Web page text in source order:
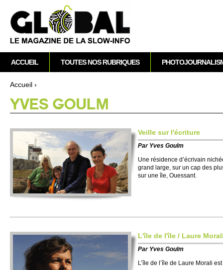
Vous êtes ici
Accueil ›
YVES GOULM
Ve­i­lle sur l'écri­ture
Par Yves Goulm
Une résidence d’écri­vain
grand large, sur un cap des
sur une île, Ouessant.
L'île de l'île / Laure
Par Yves Goulm
L’île de l’île de Laure Morali
M
e
n
p
r
i
p
a
l
ACCUEIL TOUTES NOS RUBRIQUES